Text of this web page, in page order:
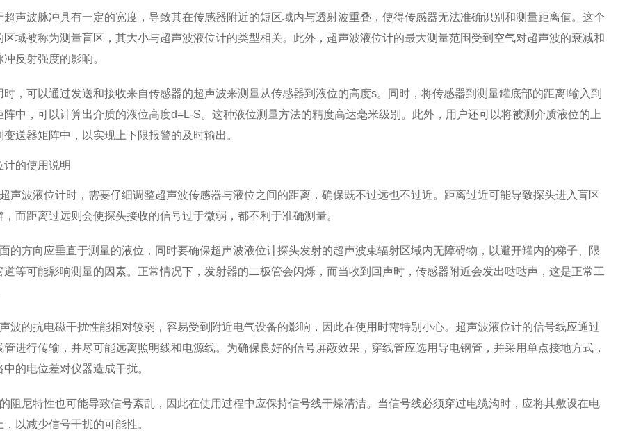
超声波脉冲具有一定的宽度，导致其在传感器附近的短区域内与透射波重叠，使得传感器无法准确识别和测量距离值。这个
区域被称为测量盲区，其大小与超声波液位计的类型相关。此外，超声波液位计的最大测量范围受到空气对超声波的衰减和
反射强度的影响。
时，可以通过发送和接收来自传感器的超声波来测量从传感器到液位的高度s。同时，将传感器到测量罐底部的距离l输入到
阵中，可以计算出介质的液位高度d=L-S。这种液位测量方法的精度高达毫米级别。此外，用户还可以将被测介质液位的上
变送器矩阵中，以实现上下限报警的及时输出。
计的使用说明
声波液位计时，需要仔细调整超声波传感器与液位之间的距离，确保既不过远也不过近。距离过近可能导致探头进入盲区
，而距离过远则会使探头接收的信号过于微弱，都不利于准确测量。
的方向应垂直于测量的液位，同时要确保超声波液位计探头发射的超声波束辐射区域内无障碍物，以避开罐内的梯子、限
道等可能影响测量的因素。正常情况下，发射器的二极管会闪烁，而当收到回声时，传感器附近会发出哒哒声，这是正常工
波的抗电磁干扰性能相对较弱，容易受到附近电气设备的影响，因此在使用时需特别小心。超声波液位计的信号线应通过
管进行传输，并尽可能远离照明线和电源线。为确保良好的信号屏蔽效果，穿线管应选用导电钢管，并采用单点接地方式，
中的电位差对仪器造成干扰。
阻尼特性也可能导致信号紊乱，因此在使用过程中应保持信号线干燥清洁。当信号线必须穿过电缆沟时，应将其敷设在电
以减少信号干扰的可能性。